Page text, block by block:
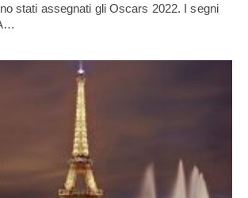
stati assegnati gli Oscars 2022. I segni